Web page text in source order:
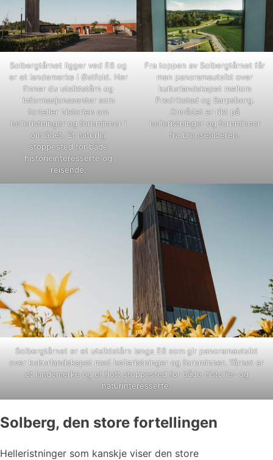
Solbergtårnet ligger ved E6 og
er et landemerke i Østfold. Her
finner du utsiktstårn og
informasjonssenter som
forteller historien om
helleristninger og fornminner i
området. Et naturlig
stoppested for både
historieinteresserte og
reisende.
Fra toppen av Solbergtårnet får
man panoramautsikt over
kulturlandskapet mellom
Fredrikstad og Sarpsborg.
Området er rikt på
helleristninger og fornminner
fra bronsealderen.
Solbergtårnet er et utsiktstårn langs E6 som gir panoramautsikt
over kulturlandskapet med helleristninger og fornminner. Tårnet er
et landemerke og et flott stoppested for både historie- og
naturinteresserte.
Solberg, den store fortellingen
Helleristninger som kanskje viser den store